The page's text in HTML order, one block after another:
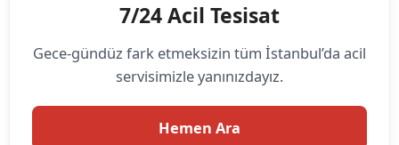
7/24 Acil Tesisat
Gece-gündüz fark etmeksizin tüm İstanbul’da acil
servisimizle yanınızdayız.
Hemen Ara